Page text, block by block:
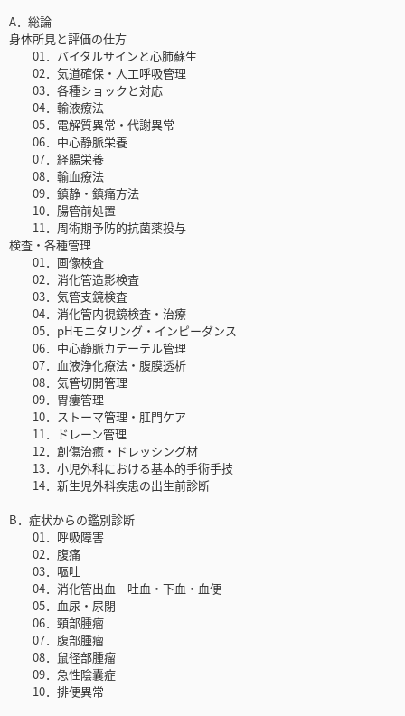
A．総論
身体所見と評価の仕方
01．バイタルサインと心肺蘇生
02．気道確保・人工呼吸管理
03．各種ショックと対応
04．輸液療法
05．電解質異常・代謝異常
06．中心静脈栄養
07．経腸栄養
08．輸血療法
09．鎮静・鎮痛方法
10．腸管前処置
11．周術期予防的抗菌薬投与
検査・各種管理
01．画像検査
02．消化管造影検査
03．気管支鏡検査
04．消化管内視鏡検査・治療
05．pHモニタリング・インピーダンス
06．中心静脈カテーテル管理
07．血液浄化療法・腹膜透析
08．気管切開管理
09．胃瘻管理
10．ストーマ管理・肛門ケア
11．ドレーン管理
12．創傷治癒・ドレッシング材
13．小児外科における基本的手術手技
14．新生児外科疾患の出生前診断
B．症状からの鑑別診断
01．呼吸障害
02．腹痛
03．嘔吐
04．消化管出血 吐血・下血・血便
05．血尿・尿閉
06．頸部腫瘤
07．腹部腫瘤
08．鼠径部腫瘤
09．急性陰囊症
10．排便異常